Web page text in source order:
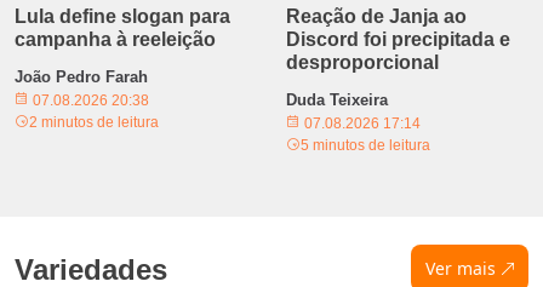
Lula define slogan para
campanha à reeleição
João Pedro Farah
07.08.2026 20:38
2 minutos de leitura
Reação de Janja ao
Discord foi precipitada e
desproporcional
Duda Teixeira
07.08.2026 17:14
5 minutos de leitura
Variedades Ver mais